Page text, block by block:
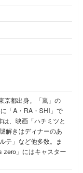
京都出身。「嵐」の
「A・RA・SHI」で
、映画「ハチミツと
解きはディナーのあ
テ」など他多数。ま
zero」にはキャスター